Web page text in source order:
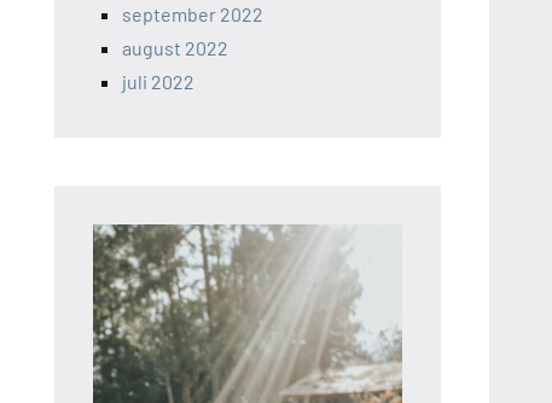
september 2022
august 2022
juli 2022